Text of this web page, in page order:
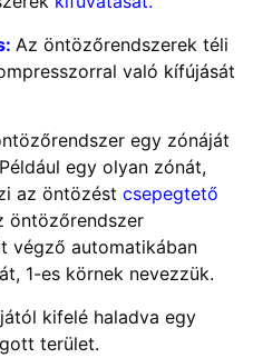
Az öntözőrendszerek téli
való kífújását
egy zónáját
egy olyan zónát,
az öntözést csepegtető
öntözőrendszer
végző automatikában
1-es körnek nevezzük.
kifelé haladva egy
terület.